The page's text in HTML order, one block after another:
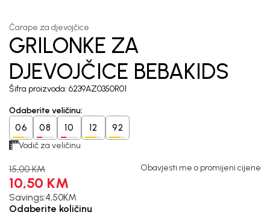
Čarape za djevojčice
GRILONKE ZA
DJEVOJČICE BEBAKIDS
Šifra proizvoda: 6239AZ0350R01
Odaberite veličinu:
06 08 10 12 92
Vodič za veličinu
15,00 KM
10,50 KM
Savings:4,50KM
Obavjesti me o promijeni cijene
Odaberite količinu